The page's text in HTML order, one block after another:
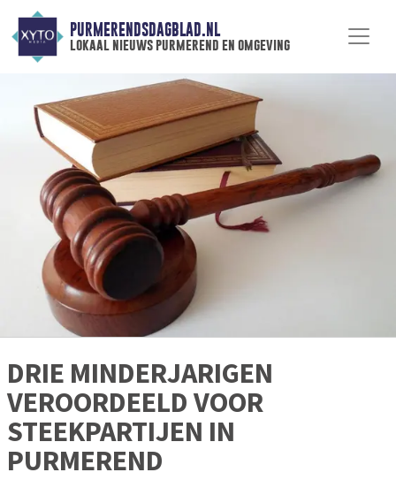
PURMERENDSDAGBLAD.NL
lokaal nieuws purmerend en omgeving
DRIE MINDERJARIGEN
VEROORDEELD VOOR
STEEKPARTIJEN IN
PURMEREND